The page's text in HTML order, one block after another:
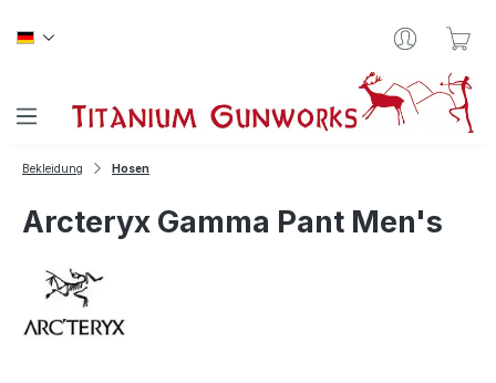
Bekleidung Hosen
Arcteryx Gamma Pant Men's